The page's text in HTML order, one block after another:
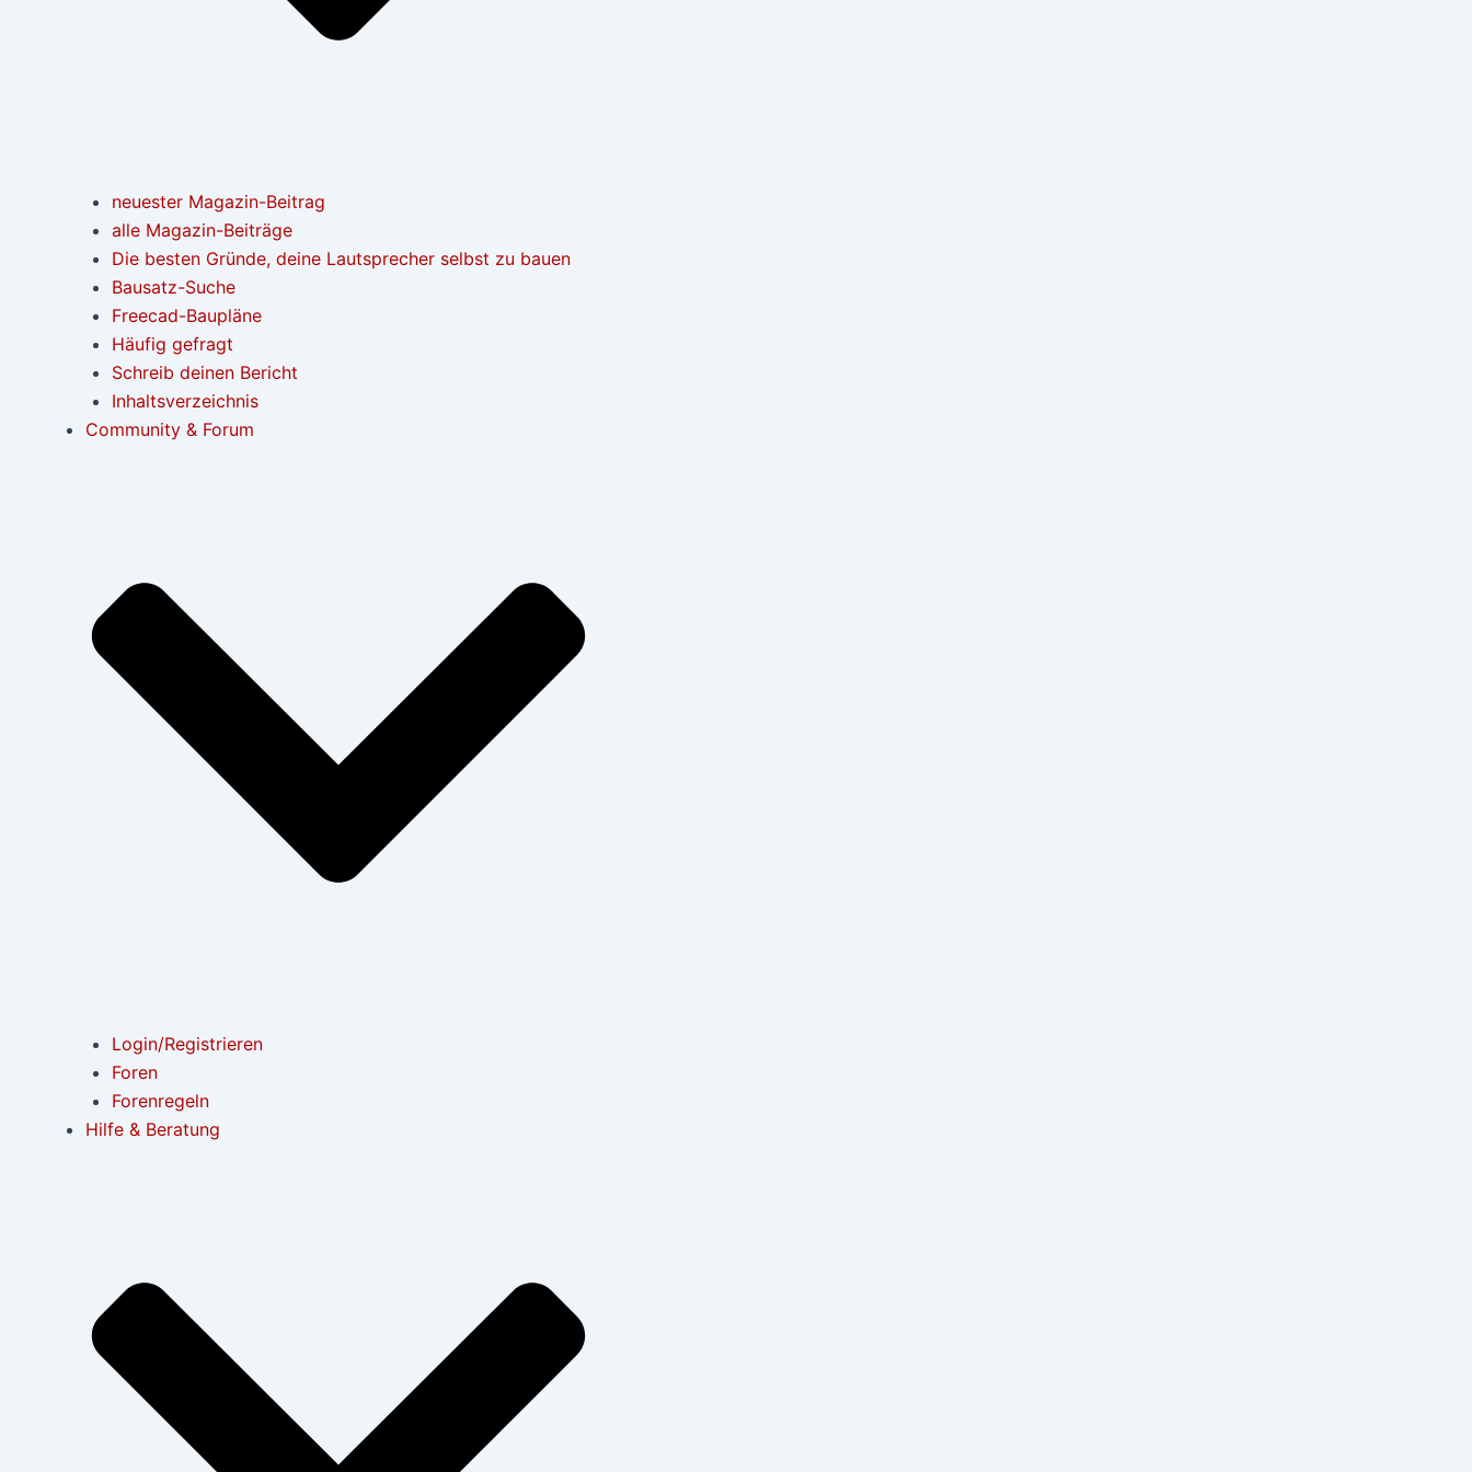
neuester Magazin-Beitrag
alle Magazin-Beiträge
Die besten Gründe, deine Lautsprecher selbst zu bauen
Bausatz-Suche
Freecad-Baupläne
Häufig gefragt
Schreib deinen Bericht
Inhaltsverzeichnis
Community & Forum
Login/Registrieren
Foren
Forenregeln
Hilfe & Beratung